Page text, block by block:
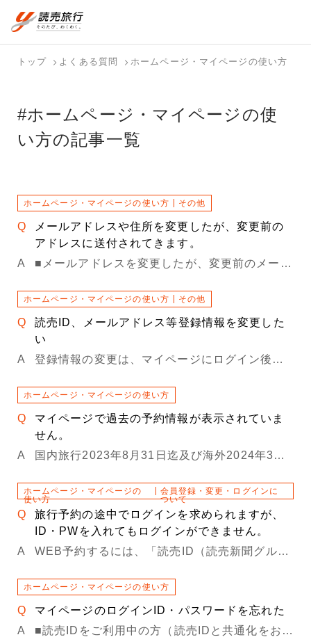
航空券+宿泊
フリーワード
検索する こだわり条件を表示
国内旅行トップ
を探す
（ブーケ）
を探す
クパッケー
ジを探す
を探す
国内特集かテーマから
海外旅行トップ
ら探す
探す
す
トップ よくある質問 ホームページ・マイページの使い方
#ホームページ・マイページの使
い方の記事一覧
ホームページ・マイページの使い方 その他
メールアドレスや住所を変更したが、変更前の
アドレスに送付されてきます。
■メールアドレスを変更したが、変更前のメールアドレスにメールが届く場合 メールアドレスの変更は、①読売旅行マイページ ②読売新聞オンラインマイページ の２か所の変更が必要です。 読売旅行マイページでメールアドレスを修正後、 メールマガジンの配信先変更の反映までには、システムの都合上 約１か月ほどかかる場合があります。 配信先の即時変更が必要な方は、お手数ですが東西販売センターまでご連絡ください。 ご不便をお掛けいたしますがご了承のほどお願いいたします。 読売新聞オンラインマイページのみでメールアドレス変更手続きをされた場合は、 お手数ですが読売旅行マイページでの登録変更をお願いいたします。 ■住所を変更したが、変更前の住所にダイレクトメール等が届く場合 読売旅行マイページで住所変更を完了されている場合でも、次回のダイレクトメールの配送先リストが抽出済みの場合、１～２か月分程度、変更前の住所に届いてしまうことがあります。 配送先の即時変更をご希望の方、また、３か月分以上変更前の住所に配送される場合は、お手数ですが東西販売センターまでお問い合わせください。 読売新聞オンラインマイページのみでメールアドレス変更手続きをされた場合は、 お手数ですが読売旅行マイページでの登録変更をお願いいたします。
ホームページ・マイページの使い方 その他
読売ID、メールアドレス等登録情報を変更した
い
登録情報の変更は、マイページにログイン後、お名前の右隣に表示されている設定マークから変更してください。 なお、当社マイページでのご変更は、読売IDのご登録内容には反映されません。 読売旅行での登録内容のみ変更されます。 ご住所やメールアドレスが変更となった場合には、お手数ですが、①読売旅行マイページ、②読売新聞オンラインマイページ ２か所での変更をお願いいたします。 なお、読売ID（ログインID）の変更は当社マイページではできません。 ログインIDを変更される場合は、読売新聞オンラインマイページより変更してください。 ▼読売新聞オンライン ログインはこちら https://www.yomiuri.co.jp/member/login/
ホームページ・マイページの使い方
マイページで過去の予約情報が表示されていま
せん。
国内旅行2023年8月31日迄及び海外2024年3月31日帰着迄の予約履歴は、2024年8月30日をもちまして公開を終了いたしました。 ご不便をお掛けいたしますが、何卒ご了承くださいますようお願いいたします。 上記期間以降の予約履歴がマイページに表示されていない場合は、お手数ですが東日本・西日本販売センターまでお問い合わせください。
ホームページ・マイページの
使い方
会員登録・変更・ログインに
ついて
旅行予約の途中でログインを求められますが、
ID・PWを入れてもログインができません。
WEB予約するには、「読売ID（読売新聞グループの会員サービス）」が必要です。（2023年9月1日より、読売旅行会員ページのログインIDは、 読売新聞グループの共通ID「読売ID」のみとなり、 読売旅行IDではログインができません。） 読売IDをすでにお持ちの方は、読売IDでログインしてください。 読売IDをお持ちでない方は、お手数ですが再登録（新規登録）の上、ご予約をお願いいたします。 新規登録はこちら なお、正しく入力しているにも関わらずログインができない場合は、以下の原因が考えられます。 1.ユーザーＩＤまたはパスワードが誤っている 2.ユーザーＩＤまたはパスワードの入力を間違えている ※大文字・小文字、.（ドット）と,（コンマ）、-（ハイフン）と＿（アンダーバー）など。 スマートフォンやパソコンの設定によっては、スペースキーが自動で入力されたり、自動で大文字変換されている場合があります。一度、メモ帳やワードなど可視化された場所に打ち込んでから、コピー・ペーストしてみることもお試しください。 3.新規会員登録時の誤入力等により、誤ったメールアドレスで登録されてしまっている ※この場合は、正しいメールアドレスにて再度新規登録の上、会員登録が完了しましたら、お手数ですが弊社までご連絡ください。
ホームページ・マイページの使い方
マイページのログインID・パスワードを忘れた
■読売IDをご利用中の方（読売IDと共通化をお済ませの方、または2021年11月以降に読売旅行ホームページで新規会員登録をされた方） 「読売ID」のID問い合わせ・パスワード再設定ページよりご確認ください。 読売IDを忘れた方はこちら（外部サイト） 読売IDのパスワードを忘れた方はこちら（外部サイト） ■2021年11月以前に会員登録をされた方で、読売IDとの共通化をお済ませでない方 2023年9月1日より、読売旅行会員ページのログインIDは、読売新聞グループの共通ID「読売ID」のみとなり、 読売旅行IDではログインができません。 読売旅行IDのみお持ちの方（読売IDを所持していない方）は、大変お手数ですが、新規登録をお願いいたします。